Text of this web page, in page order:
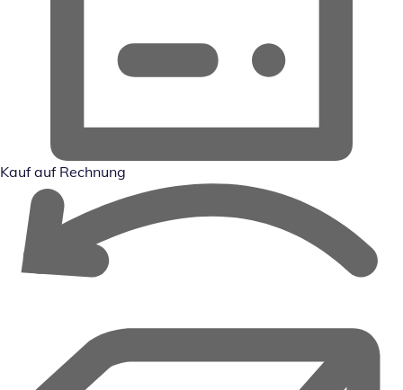
Kauf auf Rechnung